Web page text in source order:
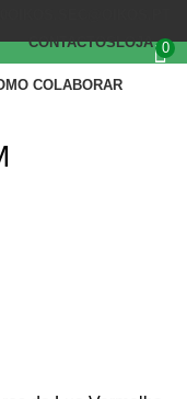
CONTACTOSLOJA 0
COLABORAR